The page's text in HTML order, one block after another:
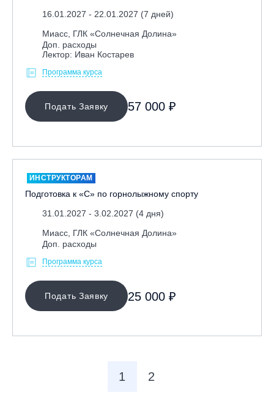
16.01.2027 - 22.01.2027 (7 дней)
Миасс, ГЛК «Солнечная Долина»
Доп. расходы
Лектор: Иван Костарев
Программа курса
Подать Заявку 57 000 ₽
ИНСТРУКТОРАМ
Подготовка к «С» по горнолыжному спорту
31.01.2027 - 3.02.2027 (4 дня)
Миасс, ГЛК «Солнечная Долина»
Доп. расходы
Программа курса
Подать Заявку 25 000 ₽
1 2